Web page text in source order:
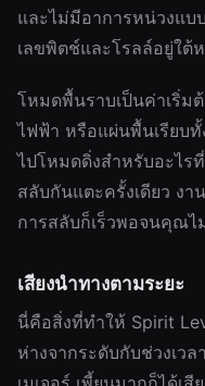
และไม่มีอาการหน่วงแบ
เลขพิตช์และโรลล์อยู่ใต้
โหมดพื้นราบเป็นค่าเริ่ม
ไฟฟ้า หรือแผ่นพื้นเรียบ
ไปโหมดดิ่งสำหรับอะไร
สลับกันแตะครั้งเดียว ง
การสลับก็เร็วพอจนคุณไ
เสียงนำทางตามระยะ
นี่คือสิ่งที่ทำให้ Spirit
ห่างจากระดับกับช่วงเว